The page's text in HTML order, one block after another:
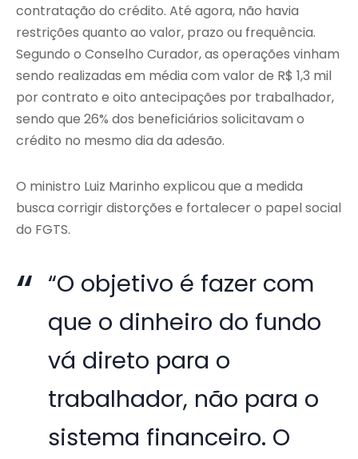
contratação do crédito. Até agora, não havia
restrições quanto ao valor, prazo ou frequência.
Segundo o Conselho Curador, as operações vinham
sendo realizadas em média com valor de R$ 1,3 mil
por contrato e oito antecipações por trabalhador,
sendo que 26% dos beneficiários solicitavam o
crédito no mesmo dia da adesão.
O ministro Luiz Marinho explicou que a medida
busca corrigir distorções e fortalecer o papel social
do FGTS.
“O objetivo é fazer com
que o dinheiro do fundo
vá direto para o
trabalhador, não para o
sistema financeiro. O